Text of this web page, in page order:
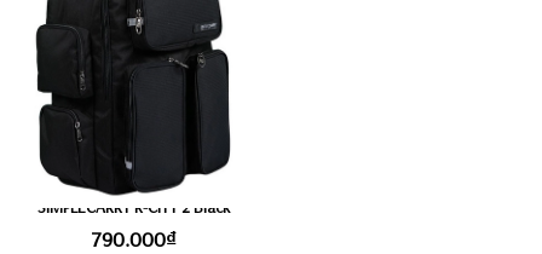
Balo Laptop Đa Năng Cao Cấp
SIMPLECARRY R-CITY 2 Black
790.000₫